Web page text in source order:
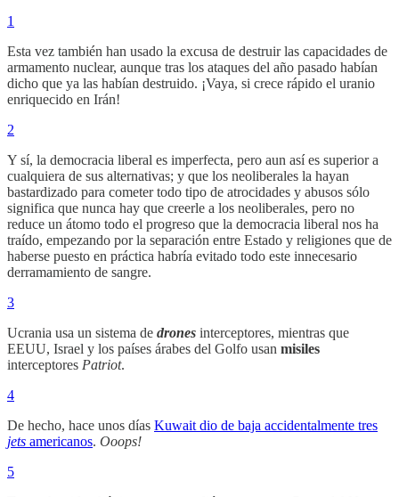
1
Esta vez también han usado la excusa de destruir las capacidades de
armamento nuclear, aunque tras los ataques del año pasado habían
dicho que ya las habían destruido. ¡Vaya, si crece rápido el uranio
enriquecido en Irán!
2
Y sí, la democracia liberal es imperfecta, pero aun así es superior a
cualquiera de sus alternativas; y que los neoliberales la hayan
bastardizado para cometer todo tipo de atrocidades y abusos sólo
significa que nunca hay que creerle a los neoliberales, pero no
reduce un átomo todo el progreso que la democracia liberal nos ha
traído, empezando por la separación entre Estado y religiones que de
haberse puesto en práctica habría evitado todo este innecesario
derramamiento de sangre.
3
Ucrania usa un sistema de drones interceptores, mientras que
EEUU, Israel y los países árabes del Golfo usan misiles
interceptores Patriot.
4
De hecho, hace unos días Kuwait dio de baja accidentalmente tres
jets americanos. Ooops!
5